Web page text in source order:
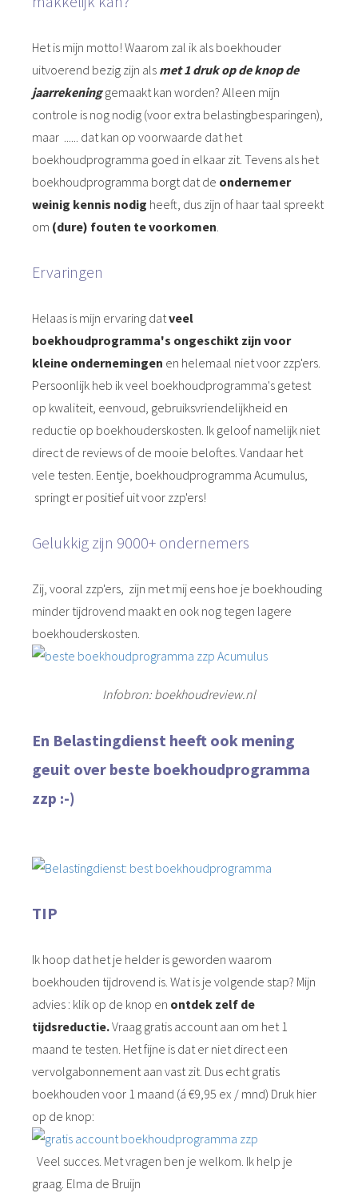
Het is mijn motto! Waarom zal ik als boekhouder
uitvoerend bezig zijn als met 1 druk op de knop de
jaarrekening gemaakt kan worden? Alleen mijn
controle is nog nodig (voor extra belastingbesparingen),
maar ...... dat kan op voorwaarde dat het
boekhoudprogramma goed in elkaar zit. Tevens als het
boekhoudprogramma borgt dat de ondernemer
weinig kennis nodig heeft, dus zijn of haar taal spreekt
om (dure) fouten te voorkomen
Ervaringen
Helaas is mijn ervaring datveel
boekhoudprogramma's ongeschikt zijn voor
kleine ondernemingen en helemaal niet voor zzp'ers.
Persoonlijk heb ik veel boekhoudprogramma's getest
op kwaliteit, eenvoud, gebruiksvriendelijkheid en
reductie op boekhouderskosten. Ik geloof namelijk niet
direct de reviews of de mooie beloftes. Vandaar het
vele testen. Eentje, boekhoudprogramma Acumulus,
springt er positief uit voor zzp'ers!
Gelukkig zijn 9000+ ondernemers
Zij, vooral zzp'ers, zijn met mij eens hoe je boekhouding
minder tijdrovend maakt en ook nog tegen lagere
boekhouderskosten.
Infobron: boekhoudreview.nl
En Belastingdienst heeft ook mening
geuit over beste boekhoudprogramma
zzp :-)
TIP
Ik hoop dat het je helder is geworden waarom
boekhouden tijdrovend is. Wat is je volgende stap? Mijn
advies : klik op de knop en ontdek zelf de
tijdsreductie.Vraag gratis account aan om het 1
maand te testen. Het fijne is dat er niet direct een
vervolgabonnement aan vast zit. Dus echt gratis
boekhouden voor 1 maand (á €9,95 ex / mnd) Druk hier
op de knop:
Veel succes. Met vragen ben je welkom. Ik help je
graag. Elma de Bruijn